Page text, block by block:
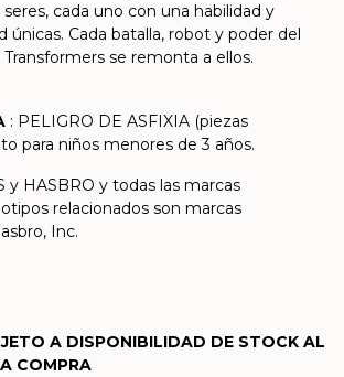
cada uno con una habilidad y
únicas. Cada batalla, robot y poder del
se remonta a ellos.
: PELIGRO DE ASFIXIA (piezas
para niños menores de 3 años.
y HASBRO y todas las marcas
relacionados son marcas
Inc.
A DISPONIBILIDAD DE STOCK AL
COMPRA